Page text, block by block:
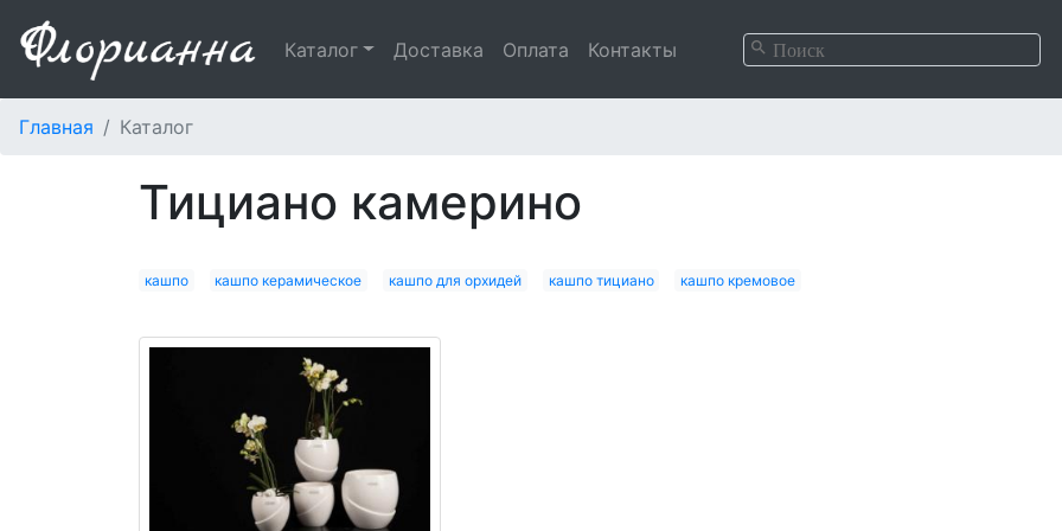
Каталог Доставка Оплата Контакты
Главная Каталог
тициано камерино
кашпо кашпо керамическое кашпо для орхидей кашпо тициано кашпо кремовое